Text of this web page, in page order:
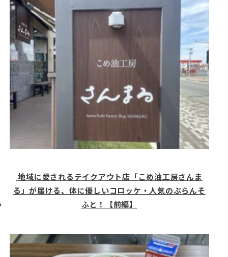
地域に愛されるテイクアウト店「こめ油工房さんま
る」が届ける、体に優しいコロッケ・人気のぶらんそ
ふと！【前編】